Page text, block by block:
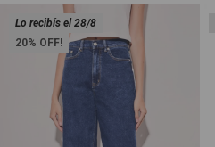
20
Lo recibís el 28/8